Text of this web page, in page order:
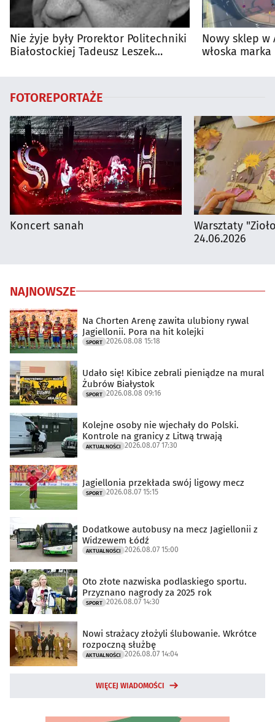
Nie żyje były Prorektor Politechniki
Białostockiej Tadeusz Leszek
Nowy sklep w
włoska
FOTOREPORTAŻE
Koncert sanah
Warsztaty
24.06.2026
NAJNOWSZE
Na Chorten Arenę zawita ulubiony rywal
Jagiellonii. Pora na hit kolejki
SPORT 2026.08.08 15:18
Udało się! Kibice zebrali pieniądze na mural
Żubrów Białystok
SPORT 2026.08.08 09:16
Kolejne osoby nie wjechały do Polski.
Kontrole na granicy z Litwą trwają
AKTUALNOŚCI 2026.08.07 17:30
Jagiellonia przekłada swój ligowy mecz
SPORT 2026.08.07 15:15
Dodatkowe autobusy na mecz Jagiellonii z
Widzewem Łódź
AKTUALNOŚCI 2026.08.07 15:00
Oto złote nazwiska podlaskiego sportu.
Przyznano nagrody za 2025 rok
SPORT 2026.08.07 14:30
Nowi strażacy złożyli ślubowanie. Wkrótce
rozpoczną służbę
AKTUALNOŚCI 2026.08.07 14:04
WIĘCEJ WIADOMOŚCI